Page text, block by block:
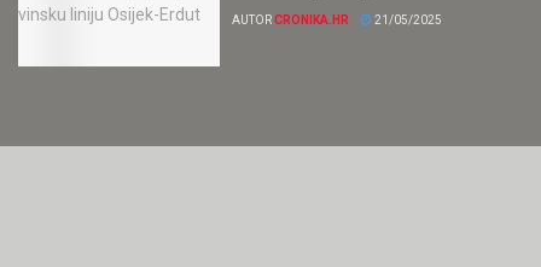
AUTORCRONIKA.HR 21/05/2025